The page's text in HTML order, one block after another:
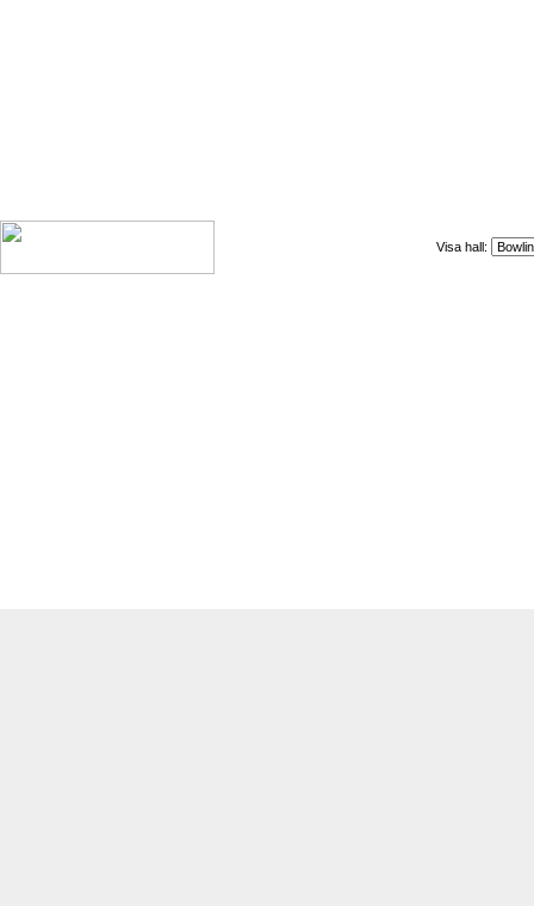
Visa hall: